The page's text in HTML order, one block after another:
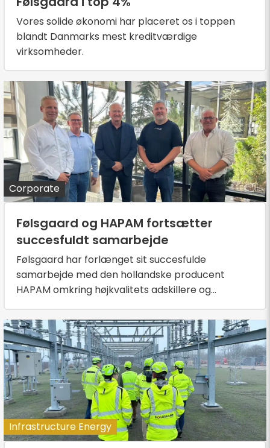
Vores solide økonomi har placeret os i toppen
blandt Danmarks mest kreditværdige
virksomheder.
Corporate
Følsgaard og HAPAM fortsætter
succesfuldt samarbejde
Følsgaard har forlænget sit succesfulde
samarbejde med den hollandske producent
HAPAM omkring højkvalitets adskillere og...
Infrastructure Energy